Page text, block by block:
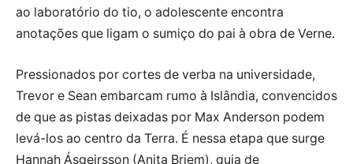
ao laboratório do tio, o adolescente encontra
anotações que ligam o sumiço do pai à obra de Verne.
Pressionados por cortes de verba na universidade,
Trevor e Sean embarcam rumo à Islândia, convencidos
de que as pistas deixadas por Max Anderson podem
levá-los ao centro da Terra. É nessa etapa que surge
Hannah Ásgeirsson (Anita Briem), guia de